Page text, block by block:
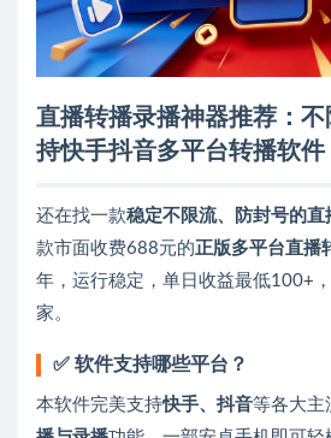
直播转播录播神器推荐：
持快手抖音多平台转播软件
还在找一款稳定不限流、防封号的直
款市面收费688元的正版多平台直播
年，运行稳定，单日收益最低100+
家。
✅ 软件支持哪些平台？
本软件完美支持快手、抖音等各大主